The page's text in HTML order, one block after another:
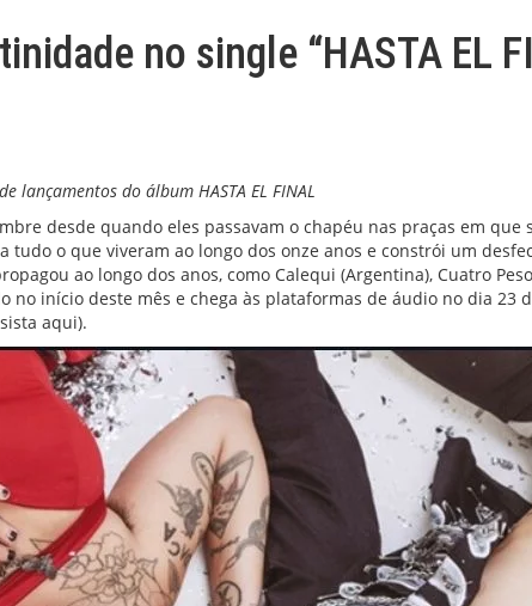
no single “HASTA EL
lançamentos do álbum HASTA EL FINAL
desde quando eles passavam o chapéu nas praças em
tudo o que viveram ao longo dos onze anos e constrói um
ao longo dos anos, como Calequi (Argentina), Cuatro
no início deste mês e chega às plataformas de áudio no dia 23
aqui).